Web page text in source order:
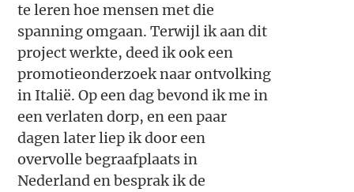
te leren hoe mensen met die
spanning omgaan. Terwijl ik aan dit
project werkte, deed ik ook een
promotieonderzoek naar ontvolking
in Italië. Op een dag bevond ik me in
een verlaten dorp, en een paar
dagen later liep ik door een
overvolle begraafplaats in
Nederland en besprak ik de